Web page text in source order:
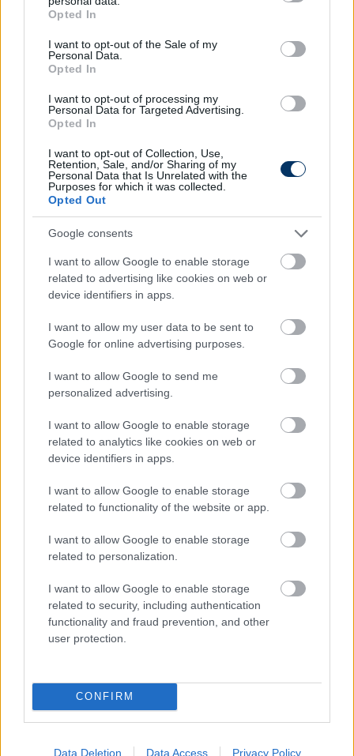
grant or deny consent to Google and its third-party tags to
use your data for below specified purposes in below Google
consent section.
Opted In
I want to opt-out of the Sale of my
Personal Data.
Opted In
I want to opt-out of processing my
Personal Data for Targeted Advertising.
Opted In
I want to opt-out of Collection, Use,
Retention, Sale, and/or Sharing of my
Personal Data that Is Unrelated with the
Purposes for which it was collected.
Opted Out
Google consents
I want to allow Google to enable storage
related to advertising like cookies on web or
device identifiers in apps.
I want to allow my user data to be sent to
Google for online advertising purposes.
I want to allow Google to send me
personalized advertising.
I want to allow Google to enable storage
related to analytics like cookies on web or
device identifiers in apps.
I want to allow Google to enable storage
related to functionality of the website or app.
I want to allow Google to enable storage
related to personalization.
I want to allow Google to enable storage
related to security, including authentication
functionality and fraud prevention, and other
user protection.
CONFIRM
Data Deletion Data Access Privacy Policy
#EURÓPA LIGA #ARSENAL
#EREDMÉNYEK
#ROMA
Autópiac
Volvo Xc60
Üzemanyag:
Üzemanyag: Elektromos
TOVÁBBI AJÁNLATOK
Kövess minket a Facebookon is!
Átigazolások
NB I
NB I-es átigazolási körkép